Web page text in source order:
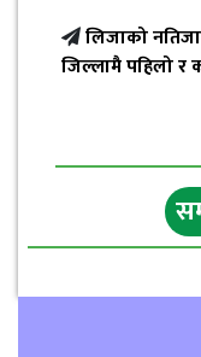
लिजाको
जिल्लामै पहिलो र
Expert
conversion
Slot Game
Players
1red
International
Funds in
The